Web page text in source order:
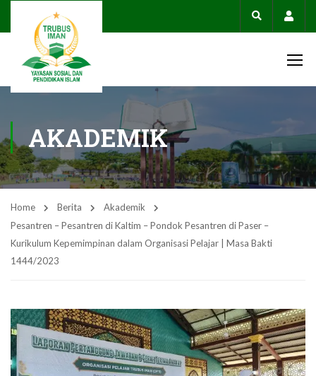
AKADEMIK
Home Berita
Akademik
Pesantren – Pesantren di Kaltim – Pondok Pesantren di Paser –
Kurikulum Kepemimpinan dalam Organisasi Pelajar | Masa Bakti
1444/2023